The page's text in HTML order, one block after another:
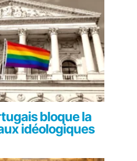
bloque la
idéologiques